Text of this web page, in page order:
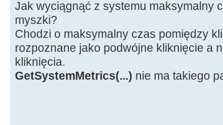
Jak wyciągnąć z systemu maksymalny
myszki?
Chodzi o maksymalny czas pomiędzy
rozpoznane jako podwójne kliknięcie a
kliknięcia.
GetSystemMetrics(...) nie ma takiego